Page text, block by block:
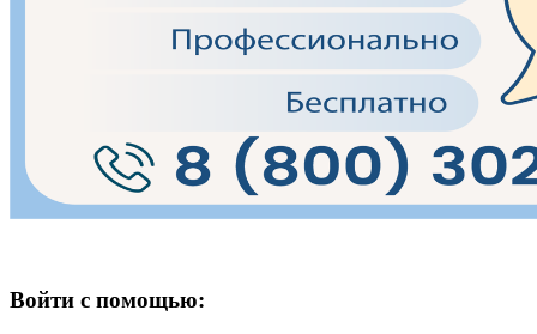
Войти с помощью: